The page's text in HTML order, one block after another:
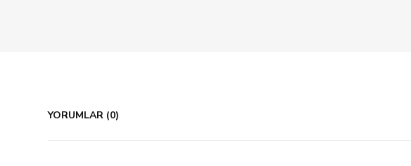
YORUMLAR (0)